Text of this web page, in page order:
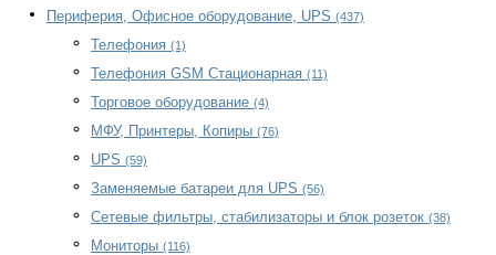
Периферия, Офисное оборудование, UPS (437)
Телефония (1)
Телефония GSM Стационарная (11)
Торговое оборудование (4)
МФУ, Принтеры, Копиры (76)
UPS (59)
Заменяемые батареи для UPS (56)
Сетевые фильтры, стабилизаторы и блок розеток (38)
Мониторы (116)